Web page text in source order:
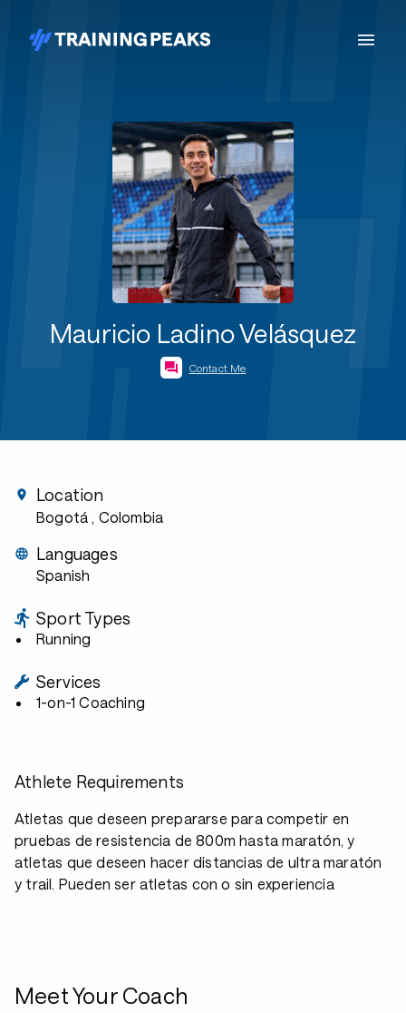
Mauricio Ladino Velásquez
Contact Me
Location
Bogotá , Colombia
Languages
Spanish
Sport Types
Running
Services
1-on-1 Coaching
Athlete Requirements
Atletas que deseen prepararse para competir en
pruebas de resistencia de 800m hasta maratón, y
atletas que deseen hacer distancias de ultra maratón
y trail. Pueden ser atletas con o sin experiencia
Meet Your Coach